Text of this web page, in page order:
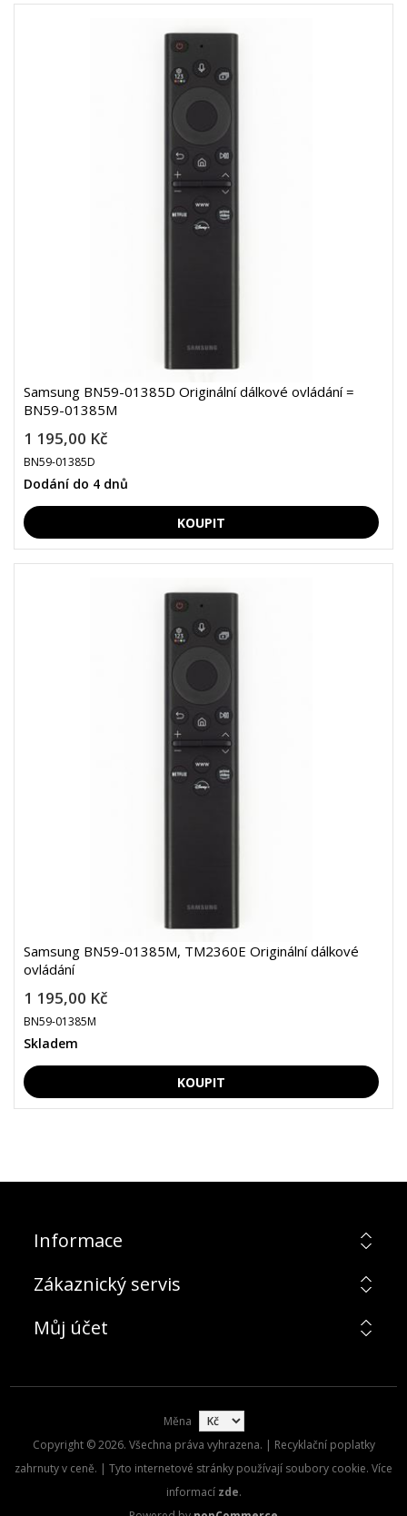
Samsung BN59-01385D Originální dálkové ovládání =
BN59-01385M
1 195,00 Kč
BN59-01385D
Dodání do 4 dnů
Samsung BN59-01385M, TM2360E Originální dálkové
ovládání
1 195,00 Kč
BN59-01385M
Skladem
Informace
Zákaznický servis
Můj účet
Měna
Copyright © 2026. Všechna práva vyhrazena. | Recyklační poplatky
zahrnuty v ceně. | Tyto internetové stránky používají soubory cookie. Více
informací zde.